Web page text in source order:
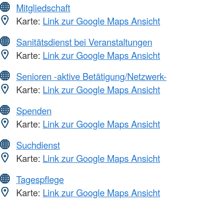
Mitgliedschaft
Karte: Link zur Google Maps Ansicht
Sanitätsdienst bei Veranstaltungen
Karte: Link zur Google Maps Ansicht
Senioren -aktive Betätigung/Netzwerk-
Karte: Link zur Google Maps Ansicht
Spenden
Karte: Link zur Google Maps Ansicht
Suchdienst
Karte: Link zur Google Maps Ansicht
Tagespflege
Karte: Link zur Google Maps Ansicht